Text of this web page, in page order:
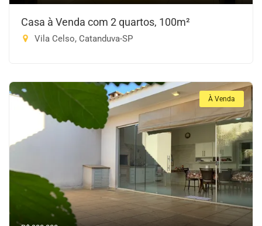
Casa à Venda com 2 quartos, 100m²
Vila Celso, Catanduva-SP
À Venda